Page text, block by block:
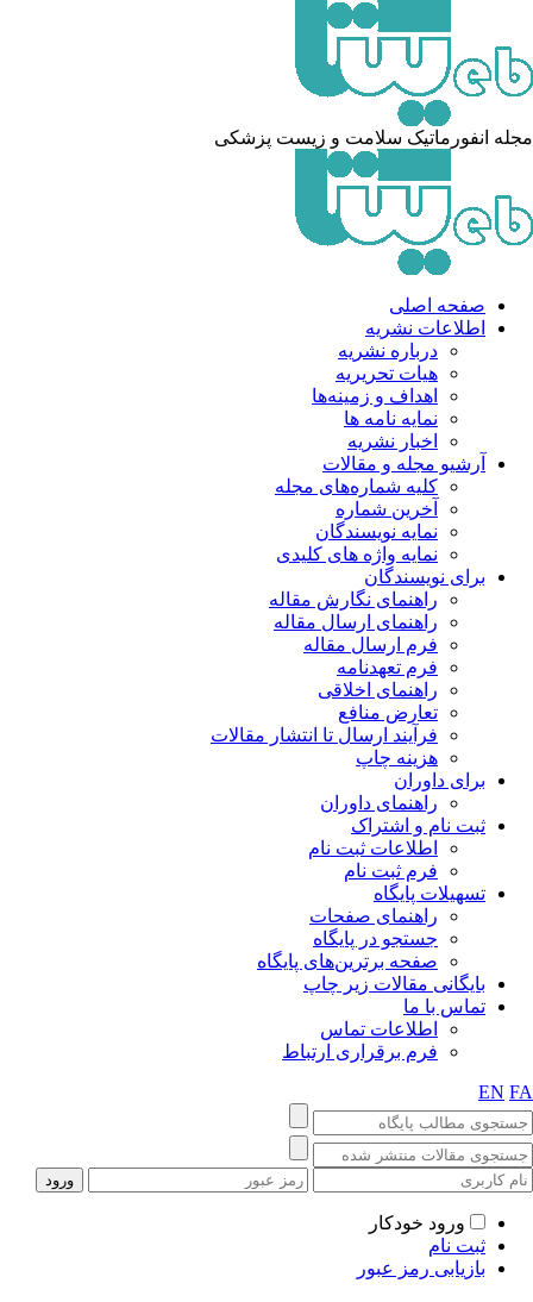
انفورماتیک سلامت و زیست پزشکی
صفحه اصلی
اطلاعات نشریه
درباره نشریه
هیات تحریریه
اهداف و زمینه‌ها
نمایه نامه ها
اخبار نشریه
آرشیو مجله و مقالات
کلیه شماره‌های مجله
آخرین شماره
نمایه نویسندگان
نمایه واژه های کلیدی
برای نویسندگان
راهنمای نگارش مقاله
راهنمای ارسال مقاله
فرم ارسال مقاله
فرم تعهدنامه
راهنمای اخلاقی
تعارض منافع
فرآیند ارسال تا انتشار مقالات
هزینه چاپ
برای داوران
راهنمای داوران
ثبت نام و اشتراک
اطلاعات ثبت نام
فرم ثبت نام
تسهیلات پایگاه
راهنمای صفحات
جستجو در پایگاه
صفحه برترین‌های پایگاه
بایگانی مقالات زیر چاپ
تماس با ما
اطلاعات تماس
فرم برقراری ارتباط
EN
ورود خودکار
ثبت نام
بازیابی رمز عبور